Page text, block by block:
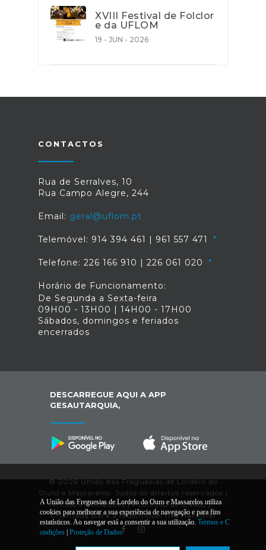
XVIII Festival de Folclor
e da UFLOM
19 - JUN - 2026
CONTACTOS
Rua de Serralves, 10
Rua Campo Alegre, 244
Email: geral@uflom.pt
Telemóvel: 914 394 461 | 961 557 471
Telefone: 226 166 910 | 226 061 020
Horário de Funcionamento:
De Segunda a Sexta-feira
09H00 - 13H00 | 14H00 - 17H00
Sábados, domingos e feriados
encerrados
DESCARREGUE AQUI A APP
GESAUTARQUIA,
© 2026 União das Freguesias de Lordelo do
Ouro e Massarelos. Todos os direitos reservados |
Termos e Condições|Proteção de Dados|*
Chamada para a rede/móvel fixa nacional
A União das Freguesias de Lordelo do Ouro e Massarelos utiliza
cookies para melhorar a sua experiência de navegação e para fins
estatísticos. Ao navegar está a consentir a sua utilização. Termos e C
ondições| Proteção de Dados